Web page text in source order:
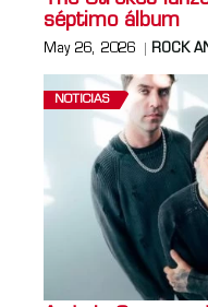
séptimo álbum
May 26, 2026 ROCK
NOTICIAS